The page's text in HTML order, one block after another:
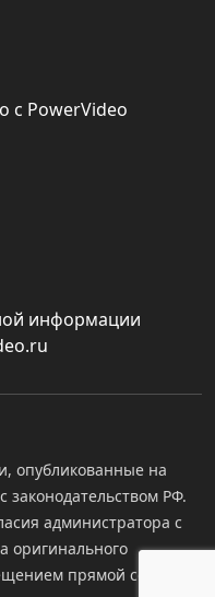
с PowerVideo
информации
опубликованные на
законодательством РФ.
администратора с
оригинального
прямой ссылки